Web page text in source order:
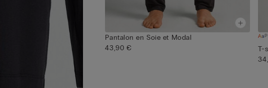
Pantalon en Soie et Modal
43,90 €
T-